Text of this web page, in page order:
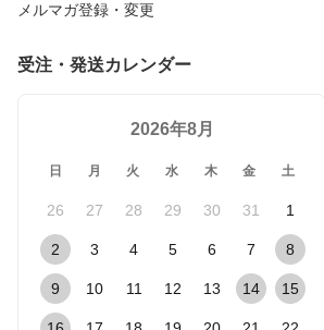
常に誠実にやって参りたいと思います。
メルマガ登録・変更
受注・発送カレンダー
2026年8月
日 月 火 水 木 金 土
26 27 28 29 30 31 1
2 3 4 5 6 7 8
9 10 11 12 13 14 15